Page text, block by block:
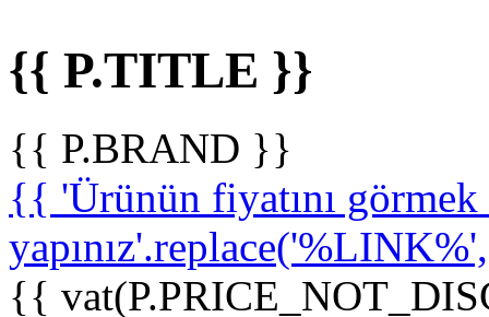
{{ P.TITLE }}
{{ P.BRAND }}
{{ 'Ürünün fiyatını
{{